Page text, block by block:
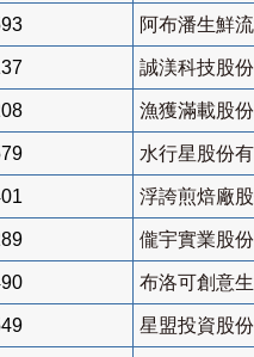
阿布潘生鮮
誠渼科技股
漁獲滿載股
水行星股份
浮誇煎焙廠
儱宇實業股
布洛可創意
星盟投資股